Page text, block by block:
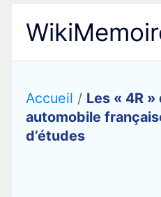
contenu
Accueil / Les « 4R
automobile
d’études